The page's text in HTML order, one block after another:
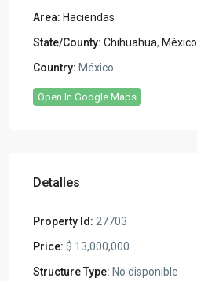
Area: Haciendas
State/County: Chihuahua, México
Country: México
Open In Google Maps
Detalles
Property Id: 27703
Price: $ 13,000,000
Structure Type: No disponible